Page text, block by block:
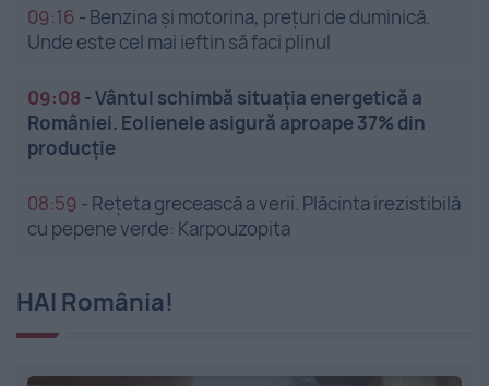
09:16 - Benzina și motorina, prețuri de duminică.
Unde este cel mai ieftin să faci plinul
09:08 -Vântul schimbă situația energetică a
României. Eolienele asigură aproape 37% din
producție
08:59 - Rețeta grecească a verii. Plăcinta irezistibilă
cu pepene verde: Karpouzopita
HAI România!